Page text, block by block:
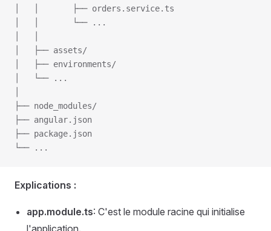
│   │       ├── orders.service.ts
│   │       └── ...
│   ├── assets/
│   ├── environments/
│   └── ...
├── node_modules/
├── angular.json
├── package.json
└── ...
Explications :
app.module.ts: C'est le module racine qui initialise
l'application.